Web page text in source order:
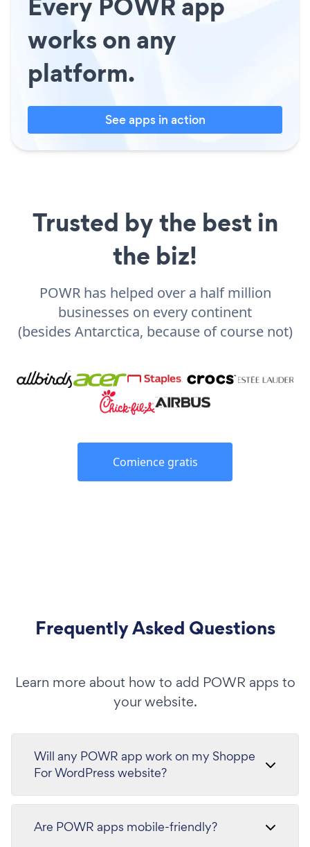
works on any
platform.
See apps in action
Trusted by the best in
the biz!
POWR has helped over a half million
businesses on every continent
(besides Antarctica, because of course not)
Comience gratis
Frequently Asked Questions
Learn more about how to add POWR apps to
your website.
Will any POWR app work on my Shoppe
For WordPress website?
Are POWR apps mobile-friendly?